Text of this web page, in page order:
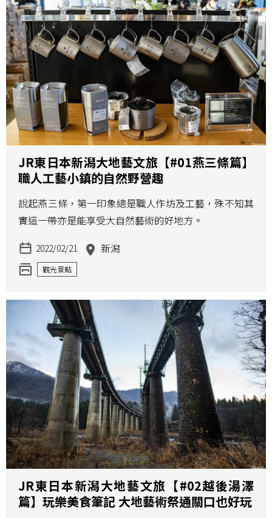
JR東日本新潟大地藝文旅【#01燕三條篇】
職人工藝小鎮的自然野營趣
說起燕三條，第一印象總是職人作坊及工藝，殊不知其
實這一帶亦是能享受大自然藝術的好地方。
2022/02/21 新潟
觀光景點
JR東日本新潟大地藝文旅【#02越後湯澤
篇】玩樂美食筆記 大地藝術祭通關口也好玩